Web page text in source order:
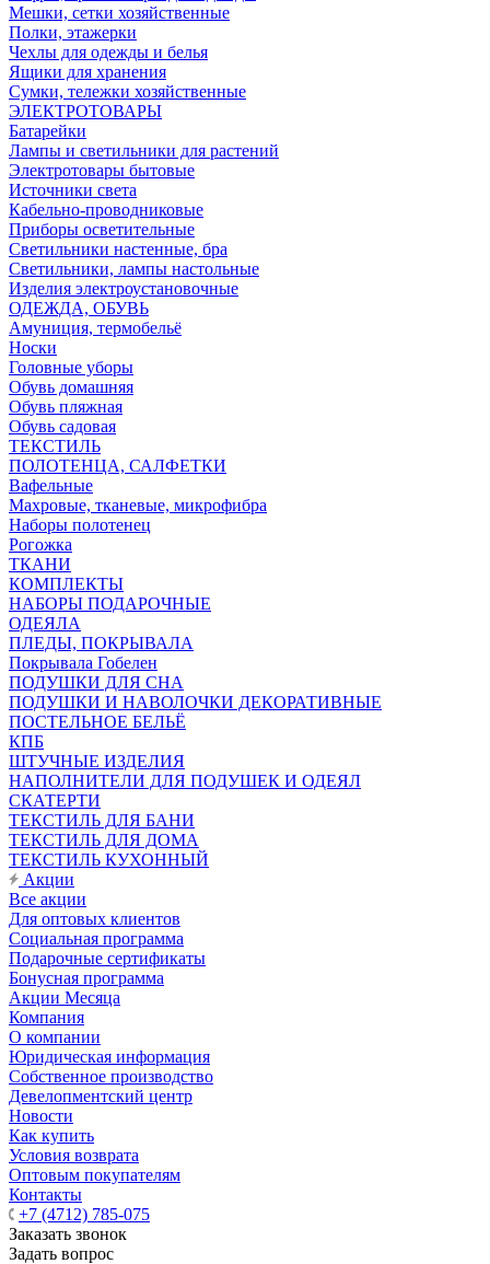
Мешки, сетки хозяйственные
Полки, этажерки
Чехлы для одежды и белья
Ящики для хранения
Сумки, тележки хозяйственные
ЭЛЕКТРОТОВАРЫ
Батарейки
Лампы и светильники для растений
Электротовары бытовые
Источники света
Кабельно-проводниковые
Приборы осветительные
Светильники настенные, бра
Светильники, лампы настольные
Изделия электроустановочные
ОДЕЖДА, ОБУВЬ
Амуниция, термобельё
Носки
Головные уборы
Обувь домашняя
Обувь пляжная
Обувь садовая
ТЕКСТИЛЬ
ПОЛОТЕНЦА, САЛФЕТКИ
Вафельные
Махровые, тканевые, микрофибра
Наборы полотенец
Рогожка
ТКАНИ
КОМПЛЕКТЫ
НАБОРЫ ПОДАРОЧНЫЕ
ОДЕЯЛА
ПЛЕДЫ, ПОКРЫВАЛА
Покрывала Гобелен
ПОДУШКИ ДЛЯ СНА
ПОДУШКИ И НАВОЛОЧКИ ДЕКОРАТИВНЫЕ
ПОСТЕЛЬНОЕ БЕЛЬЁ
КПБ
ШТУЧНЫЕ ИЗДЕЛИЯ
НАПОЛНИТЕЛИ ДЛЯ ПОДУШЕК И ОДЕЯЛ
СКАТЕРТИ
ТЕКСТИЛЬ ДЛЯ БАНИ
ТЕКСТИЛЬ ДЛЯ ДОМА
ТЕКСТИЛЬ КУХОННЫЙ
Акции
Все акции
Для оптовых клиентов
Социальная программа
Подарочные сертификаты
Бонусная программа
Акции Месяца
Компания
О компании
Юридическая информация
Собственное производство
Девелопментский центр
Новости
Как купить
Условия возврата
Оптовым покупателям
Контакты
+7 (4712) 785-075
Заказать звонок
Задать вопрос